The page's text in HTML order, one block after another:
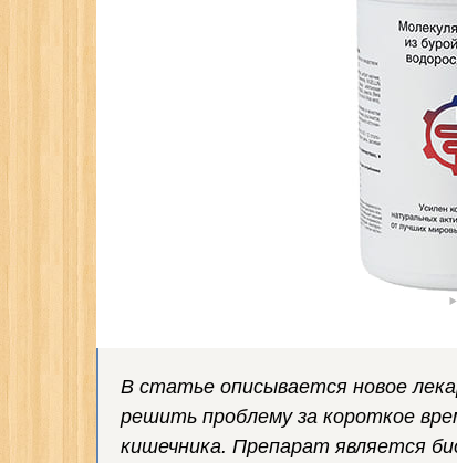
В статье описывается новое
решить проблему за короткое
кишечника. Препарат является